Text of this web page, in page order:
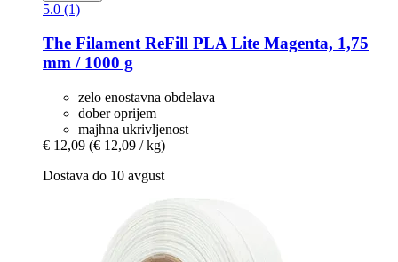
5.0 (1)
The FilamentReFill PLA Lite Magenta, 1,75
mm / 1000 g
zelo enostavna obdelava
dober oprijem
majhna ukrivljenost
€ 12,09 (€ 12,09 / kg)
Dostava do 10 avgust